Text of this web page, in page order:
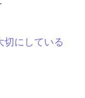
に個別に対応して
。
切にしている